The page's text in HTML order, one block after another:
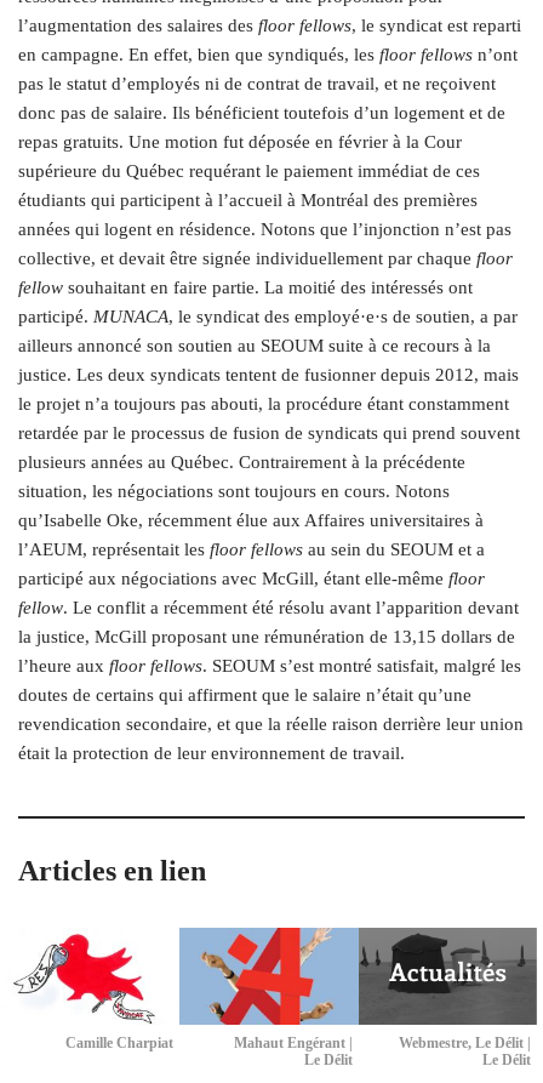
l’augmentation des salaires des floor fellows, le syndicat est reparti
en campagne. En effet, bien que syndiqués, les floor fellows n’ont
pas le statut d’employés ni de contrat de travail, et ne reçoivent
donc pas de salaire. Ils bénéficient toutefois d’un logement et de
repas gratuits. Une motion fut déposée en février à la Cour
supérieure du Québec requérant le paiement immédiat de ces
étudiants qui participent à l’accueil à Montréal des premières
années qui logent en résidence. Notons que l’injonction n’est pas
collective, et devait être signée individuellement par chaque floor
fellow souhaitant en faire partie. La moitié des intéressés ont
participé. MUNACA, le syndicat des employé·e·s de soutien, a par
ailleurs annoncé son soutien au SEOUM suite à ce recours à la
justice. Les deux syndicats tentent de fusionner depuis 2012, mais
le projet n’a toujours pas abouti, la procédure étant constamment
retardée par le processus de fusion de syndicats qui prend souvent
plusieurs années au Québec. Contrairement à la précédente
situation, les négociations sont toujours en cours. Notons
qu’Isabelle Oke, récemment élue aux Affaires universitaires à
l’AEUM, représentait les floor fellows au sein du SEOUM et a
participé aux négociations avec McGill, étant elle-même floor
fellow. Le conflit a récemment été résolu avant l’apparition devant
la justice, McGill proposant une rémunération de 13,15 dollars de
l’heure aux floor fellows. SEOUM s’est montré satisfait, malgré les
doutes de certains qui affirment que le salaire n’était qu’une
revendication secondaire, et que la réelle raison derrière leur union
était la protection de leur environnement de travail.
Articles en lien
Camille Charpiat
Mahaut Engérant |
Le Délit
Webmestre, Le Délit |
Le Délit